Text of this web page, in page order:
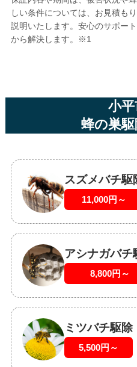
しい条件については、お見積も
説明いたします。安心のサポー
から解決します。※1
小
蜂の巣駆
スズメバチ駆
11,000円～
アシナガバチ
8,800円～
ミツバチ駆除
5,500円～